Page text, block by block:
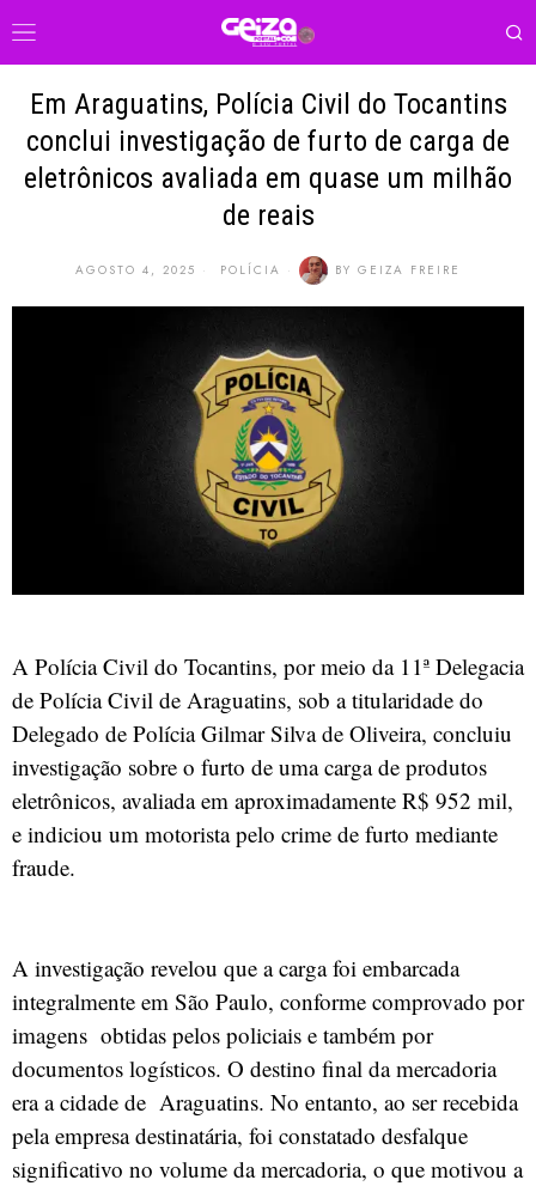
Em Araguatins, Polícia Civil do Tocantins
conclui investigação de furto de carga de
eletrônicos avaliada em quase um milhão
de reais
AGOSTO 4, 2025 POLÍCIA BY GEIZA FREIRE
A Polícia Civil do Tocantins, por meio da 11ª Delegacia
de Polícia Civil de Araguatins, sob a titularidade do
Delegado de Polícia Gilmar Silva de Oliveira, concluiu
investigação sobre o furto de uma carga de produtos
eletrônicos, avaliada em aproximadamente R$ 952 mil,
e indiciou um motorista pelo crime de furto mediante
fraude.
A investigação revelou que a carga foi embarcada
integralmente em São Paulo, conforme comprovado por
imagens obtidas pelos policiais e também por
documentos logísticos. O destino final da mercadoria
era a cidade de Araguatins. No entanto, ao ser recebida
pela empresa destinatária, foi constatado desfalque
significativo no volume da mercadoria, o que motivou a